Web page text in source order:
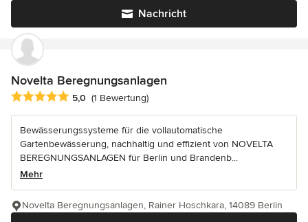
Nachricht
Novelta Beregnungsanlagen
Durchschnittliche Bewertung: 5 von 5 Sternen
5,0 (1 Bewertung)
Bewässerungssysteme für die vollautomatische
Gartenbewässerung, nachhaltig und effizient von NOVELTA
BEREGNUNGSANLAGEN für Berlin und Brandenb...
Mehr
Novelta Beregnungsanlagen, Rainer Hoschkara, 14089 Berlin